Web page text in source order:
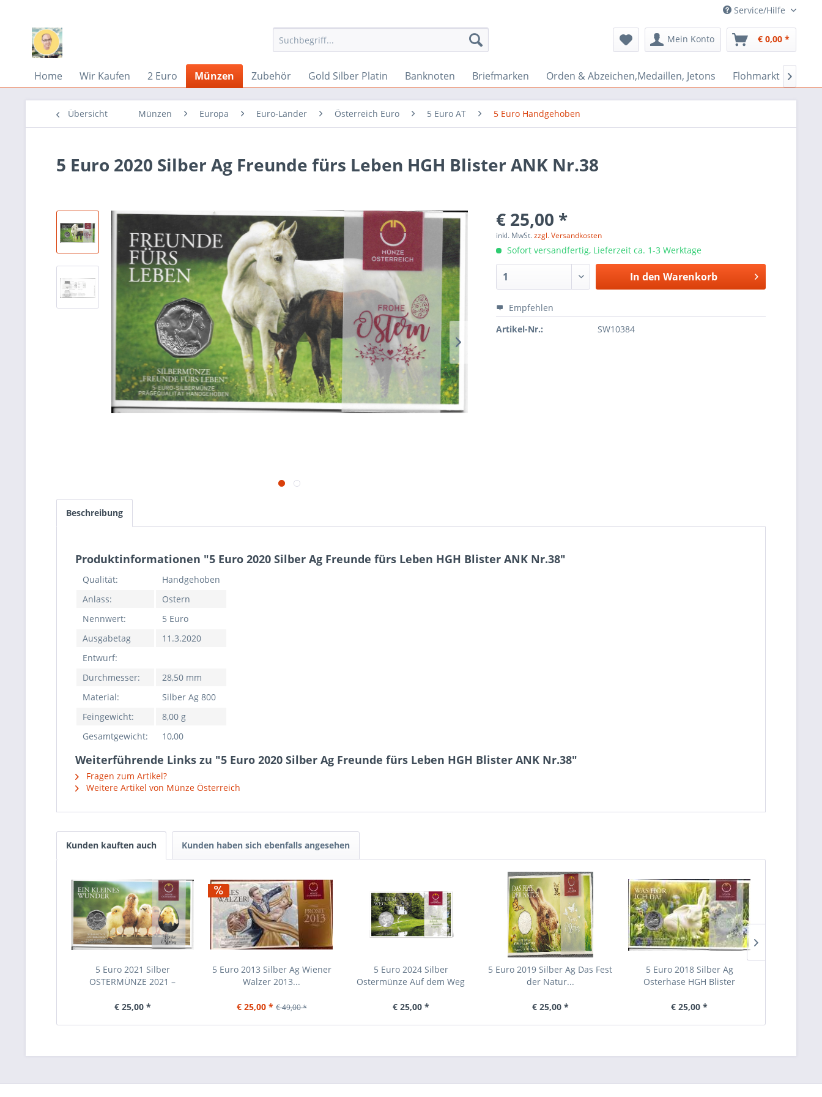
Service/Hilfe
Mein Konto € 0,00 *
Home Wir Kaufen 2 Euro Münzen Zubehör Gold Silber Platin Banknoten Briefmarken Orden & Abzeichen,Medaillen, Jetons Flohmarkt Bazar

Übersicht Münzen Europa Euro-Länder Österreich Euro 5 Euro AT 5 Euro Handgehoben
5 Euro 2020 Silber Ag Freunde fürs Leben HGH Blister ANK Nr.38
€ 25,00 *
inkl. MwSt.zzgl. Versandkosten
Sofort versandfertig, Lieferzeit ca. 1-3 Werktage
In den Warenkorb
Empfehlen
Artikel-Nr.:
SW10384
Beschreibung
Produktinformationen "5 Euro 2020 Silber Ag Freunde fürs Leben HGH Blister ANK Nr.38"
Qualität:
Handgehoben
Anlass:
Ostern
Nennwert:
5 Euro
Ausgabetag
11.3.2020
Entwurf:
Durchmesser:
28,50 mm
Material:
Silber Ag 800
Feingewicht:
8,00 g
Gesamtgewicht:
10,00
Weiterführende Links zu "5 Euro 2020 Silber Ag Freunde fürs Leben HGH Blister ANK Nr.38"
Fragen zum Artikel?
Weitere Artikel von Münze Österreich
Kunden kauften auch Kunden haben sich ebenfalls angesehen
5 Euro 2021 Silber
OSTERMÜNZE 2021 –
€ 25,00 *
5 Euro 2013 Silber Ag Wiener
Walzer 2013...
€ 25,00 * € 49,00 *
5 Euro 2024 Silber
Ostermünze Auf dem Weg
€ 25,00 *
5 Euro 2019 Silber Ag Das Fest
der Natur...
€ 25,00 *
5 Euro 2018 Silber Ag
Osterhase HGH Blister
€ 25,00 *